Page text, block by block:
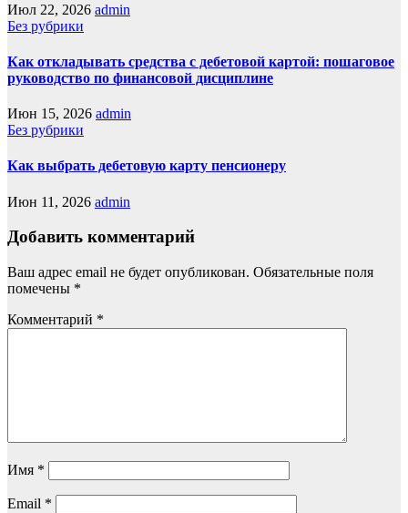
Июл 22, 2026 admin
Без рубрики
Как откладывать средства с дебетовой картой: пошаговое
руководство по финансовой дисциплине
Июн 15, 2026 admin
Без рубрики
Как выбрать дебетовую карту пенсионеру
Июн 11, 2026 admin
Добавить комментарий
Ваш адрес email не будет опубликован. Обязательные поля
помечены *
Комментарий *
Имя *
Email *